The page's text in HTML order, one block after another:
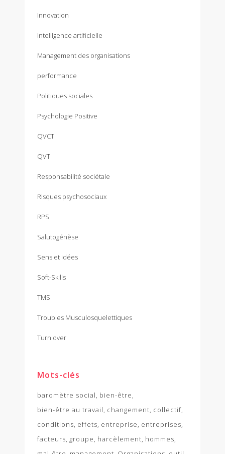
Innovation
intelligence artificielle
Management des organisations
performance
Politiques sociales
Psychologie Positive
QVCT
QVT
Responsabilité sociétale
Risques psychosociaux
RPS
Salutogénèse
Sens et idées
Soft-Skills
TMS
Troubles Musculosquelettiques
Turn over
Mots-clés
baromètre social bien-être
bien-être au travail changement collectif
conditions effets entreprise entreprises
facteurs groupe harcèlement hommes